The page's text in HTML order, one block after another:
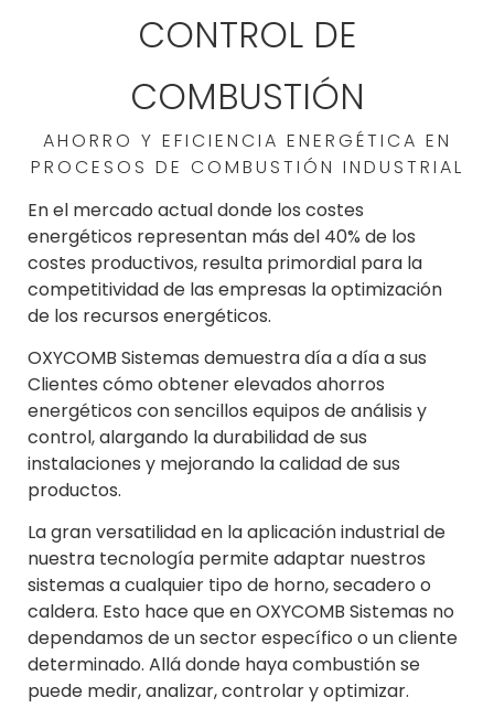
CONTROL DE
COMBUSTIÓN
AHORRO Y EFICIENCIA ENERGÉTICA EN
PROCESOS DE COMBUSTIÓN INDUSTRIAL
En el mercado actual donde los costes
energéticos representan más del 40% de los
costes productivos, resulta primordial para la
competitividad de las empresas la optimización
de los recursos energéticos.
OXYCOMB Sistemas demuestra día a día a sus
Clientes cómo obtener elevados ahorros
energéticos con sencillos equipos de análisis y
control, alargando la durabilidad de sus
instalaciones y mejorando la calidad de sus
productos.
La gran versatilidad en la aplicación industrial de
nuestra tecnología permite adaptar nuestros
sistemas a cualquier tipo de horno, secadero o
caldera. Esto hace que en OXYCOMB Sistemas no
dependamos de un sector específico o un cliente
determinado. Allá donde haya combustión se
puede medir, analizar, controlar y optimizar.